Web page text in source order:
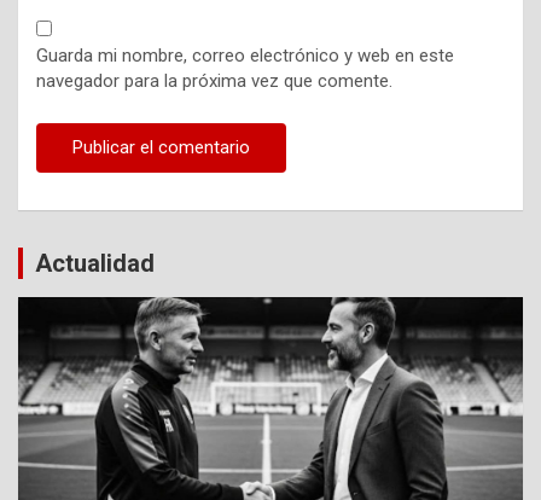
Guarda mi nombre, correo electrónico y web en este
navegador para la próxima vez que comente.
Actualidad